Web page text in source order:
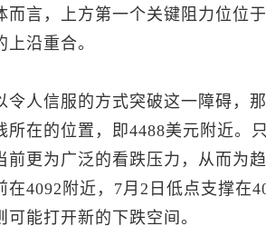
而言，上方第一个关键阻力位位
沿重合。
令人信服的方式突破这一障碍，
所在的位置，即4488美元附近。
前更为广泛的看跌压力，从而为
在4092附近，7月2日低点支撑在
可能打开新的下跌空间。